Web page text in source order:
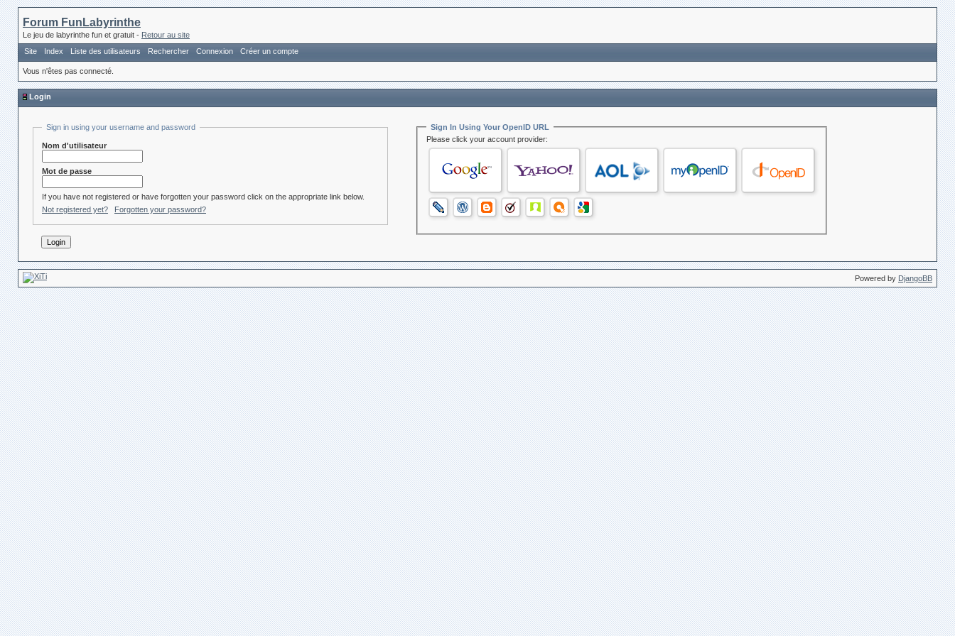
Forum FunLabyrinthe
Le jeu de labyrinthe fun et gratuit - Retour au site
Site
Index Liste des utilisateurs Rechercher Connexion Créer un compte
Vous n'êtes pas connecté.
Login
Sign in using your username and password
Nom d'utilisateur
Mot de passe
If you have not registered or have forgotten your password click on the appropriate link below.
Not registered yet?
Forgotten your password?
Sign In Using Your OpenID URL
Please click your account provider:
Powered by DjangoBB